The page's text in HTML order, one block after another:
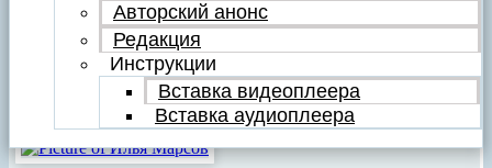
Авторский анонс
Редакция
Инструкции
Вставка видеоплеера
Вставка аудиоплеера